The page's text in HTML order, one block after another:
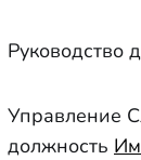
Руководство
Управление
должность